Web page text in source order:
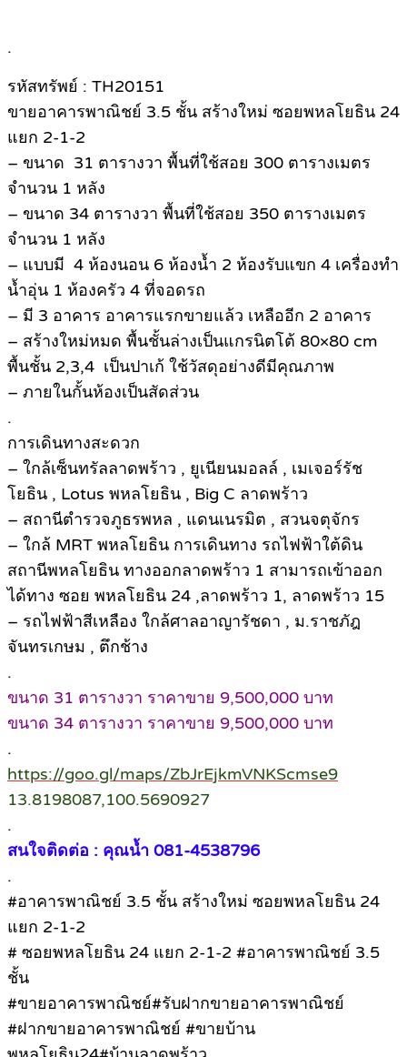
.
รหัสทรัพย์ : TH20151
ขายอาคารพาณิชย์ 3.5 ชั้น สร้างใหม่ ซอยพหลโยธิน 24
แยก 2-1-2
– ขนาด 31 ตารางวา พื้นที่ใช้สอย 300 ตารางเมตร
จำนวน 1 หลัง
– ขนาด 34 ตารางวา พื้นที่ใช้สอย 350 ตารางเมตร
จำนวน 1 หลัง
– แบบมี 4 ห้องนอน 6 ห้องน้ำ 2 ห้องรับแขก 4 เครื่องทำ
น้ำอุ่น 1 ห้องครัว 4 ที่จอดรถ
– มี 3 อาคาร อาคารแรกขายแล้ว เหลืออีก 2 อาคาร
– สร้างใหม่หมด พื้นชั้นล่างเป็นแกรนิตโต้ 80×80 cm
พื้นชั้น 2,3,4 เป็นปาเก้ ใช้วัสดุอย่างดีมีคุณภาพ
– ภายในกั้นห้องเป็นสัดส่วน
.
การเดินทางสะดวก
– ใกล้เซ็นทรัลลาดพร้าว , ยูเนียนมอลล์ , เมเจอร์รัช
โยธิน , Lotus พหลโยธิน , Big C ลาดพร้าว
– สถานีตำรวจภูธรพหล , แดนเนรมิต , สวนจตุจักร
– ใกล้ MRT พหลโยธิน การเดินทาง รถไฟฟ้าใต้ดิน
สถานีพหลโยธิน ทางออกลาดพร้าว 1 สามารถเข้าออก
ได้ทาง ซอย พหลโยธิน 24 ,ลาดพร้าว 1, ลาดพร้าว 15
– รถไฟฟ้าสีเหลือง ใกล้ศาลอาญารัชดา , ม.ราชภัฎ
จันทรเกษม , ตึกช้าง
.
ขนาด 31 ตารางวา ราคาขาย 9,500,000 บาท
ขนาด 34 ตารางวา ราคาขาย 9,500,000 บาท
.
https://goo.gl/maps/ZbJrEjkmVNKScmse9
13.8198087,100.5690927
.
สนใจติดต่อ : คุณน้ำ 081-4538796
.
#อาคารพาณิชย์ 3.5 ชั้น สร้างใหม่ ซอยพหลโยธิน 24
แยก 2-1-2
# ซอยพหลโยธิน 24 แยก 2-1-2 #อาคารพาณิชย์ 3.5
ชั้น
#ขายอาคารพาณิชย์#รับฝากขายอาคารพาณิชย์
#ฝากขายอาคารพาณิชย์ #ขายบ้าน